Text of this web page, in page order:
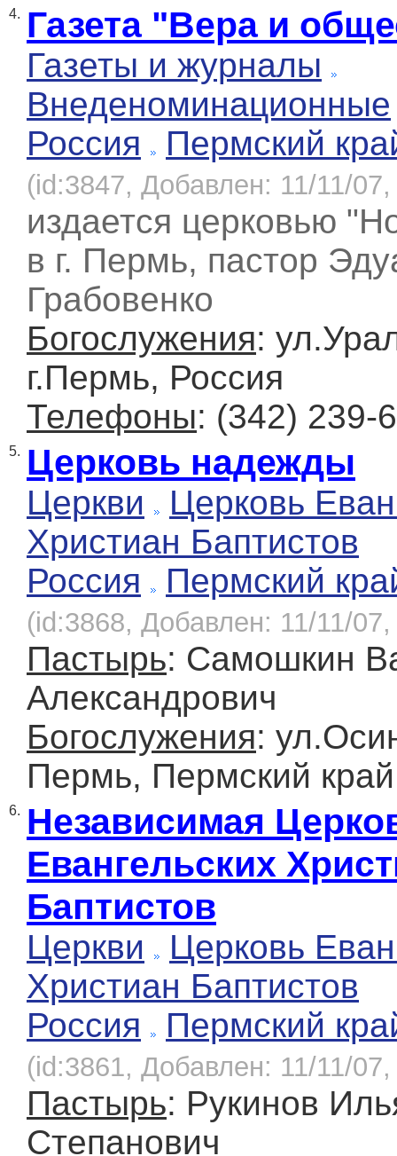
4. Газета "Вера и
Газеты и журналы
Внеденоминационные
Россия
Пермский
(id:3847, Добавлен: 11/11/
издается церковью
в г. Пермь, пастор
Грабовенко
Богослужения:
г.Пермь, Россия
Телефоны: (342) 239-
5. Церковь надежды
Церкви
Церковь
Христиан Баптистов
Россия
Пермский
(id:3868, Добавлен: 11/11/
Пастырь: Самошкин
Александрович
Богослужения:
Пермь, Пермский
6. Независимая
Евангельских
Баптистов
Церкви
Церковь
Христиан Баптистов
Россия
Пермский
(id:3861, Добавлен: 11/11/
Пастырь: Рукинов
Степанович